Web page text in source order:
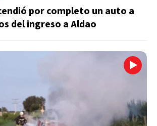
por completo un auto a
del ingreso a Aldao